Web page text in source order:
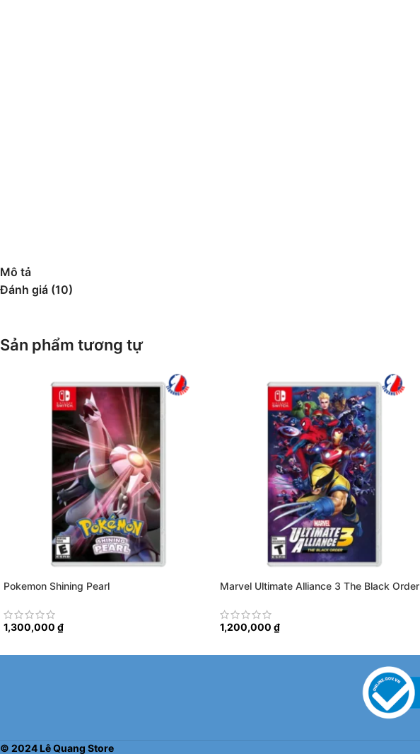
Mô tả
Đánh giá (10)
Sản phẩm tương tự
Pokemon Shining Pearl
1,300,000 ₫
Marvel Ultimate Alliance 3 The Black Order
1,200,000 ₫
© 2024Lê Quang Store